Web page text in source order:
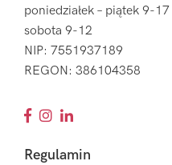
poniedziałek – piątek 9-17
sobota 9-12
NIP: 7551937189
REGON: 386104358
Regulamin